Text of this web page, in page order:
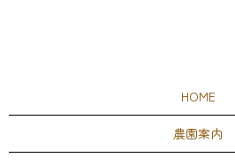
HOME
農園案内